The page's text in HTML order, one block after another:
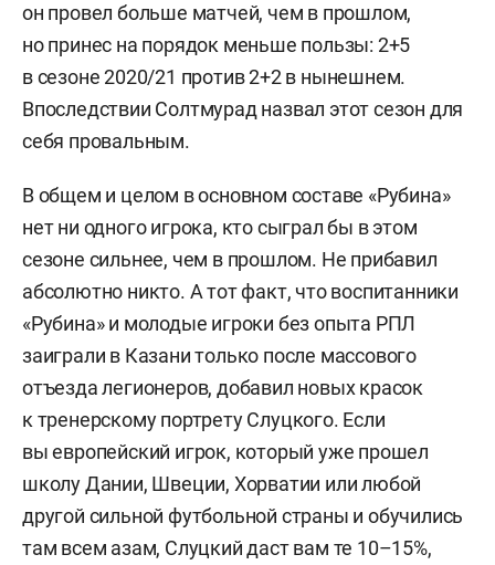
он провел больше матчей, чем в прошлом,
но принес на порядок меньше пользы: 2+5
в сезоне 2020/21 против 2+2 в нынешнем.
Впоследствии Солтмурад назвал этот сезон для
себя провальным.
В общем и целом в основном составе «Рубина»
нет ни одного игрока, кто сыграл бы в этом
сезоне сильнее, чем в прошлом. Не прибавил
абсолютно никто. А тот факт, что воспитанники
«Рубина» и молодые игроки без опыта РПЛ
заиграли в Казани только после массового
отъезда легионеров, добавил новых красок
к тренерскому портрету Слуцкого. Если
вы европейский игрок, который уже прошел
школу Дании, Швеции, Хорватии или любой
другой сильной футбольной страны и обучились
там всем азам, Слуцкий даст вам те 10–15%,